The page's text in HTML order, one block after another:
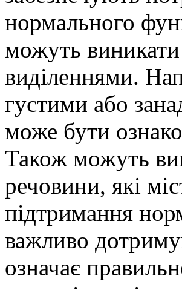
нормального
можуть
виділеннями.
густими або
може бути
Також можуть
речовини, які
підтримання
важливо
означає